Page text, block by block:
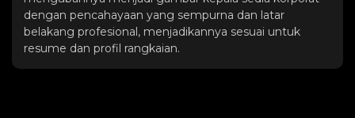
dengan pencahayaan yang sempurna dan latar
belakang profesional, menjadikannya sesuai untuk
resume dan profil rangkaian.